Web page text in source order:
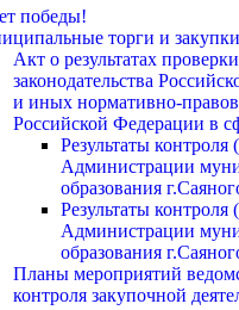
победы!
торги и закупки
Акт о результатах
законодательства
и иных нормативно-
Российской Федерации в
Результаты
Администрации
образования
Результаты
Администрации
образования
Планы мероприятий
контроля закупочной